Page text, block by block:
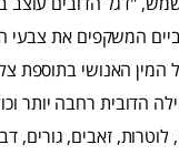
המשקפים את צבעי
המין האנושי בתוספת
הדובית רחבה יותר
זאבים, גורים,